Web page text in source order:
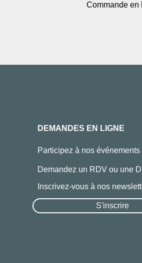
Commande en
DEMANDES EN LIGNE
Participez à nos événements
Demandez un RDV ou une
Inscrivez-vous à nos
S'inscrire